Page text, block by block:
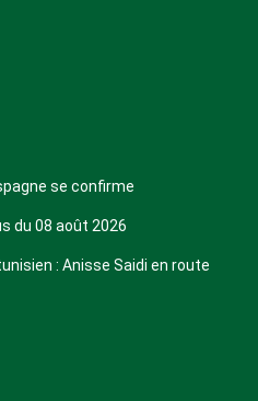
se confirme
du 08 août 2026
: Anisse Saidi en route